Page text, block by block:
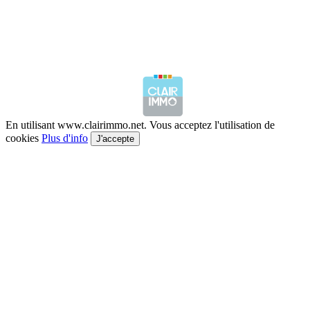
En utilisant www.clairimmo.net. Vous acceptez l'utilisation de
cookies Plus d'info J'accepte